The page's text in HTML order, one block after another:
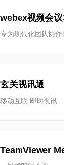
webex视频会
专为现代化团队协作
玄关视讯通
移动互联,即时视讯
TeamViewer